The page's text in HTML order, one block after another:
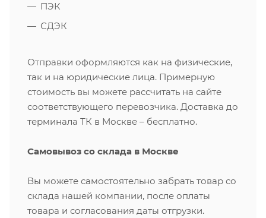
ПЭК
СДЭК
Отправки оформляются как на физические,
так и на юридические лица. Примерную
стоимость вы можете рассчитать на сайте
соответствующего перевозчика. Доставка до
терминала ТК в Москве – бесплатно.
Самовывоз со склада в Москве
Вы можете самостоятельно забрать товар со
склада нашей компании, после оплаты
товара и согласования даты отгрузки.